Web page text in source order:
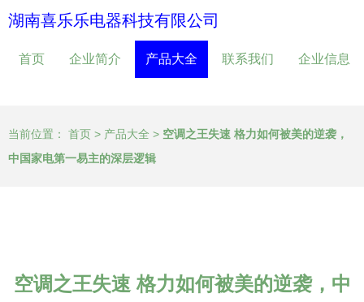
湖南喜乐乐电器科技有限公司
首页 企业简介 产品大全 联系我们 企业信息
当前位置： 首页 > 产品大全 > 空调之王失速 格力如何被美的逆袭，
中国家电第一易主的深层逻辑
空调之王失速 格力如何被美的逆袭，中